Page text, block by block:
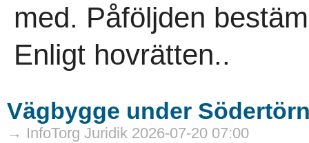
med. Påföljden
Enligt hovrätten..
Vägbygge under
→ InfoTorg Juridik 2026-07-20 07:00